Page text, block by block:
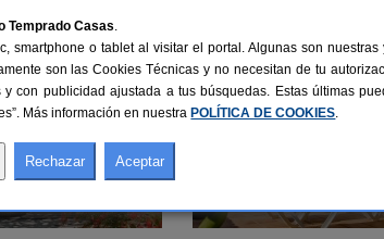
Temprado Casas.
o tablet al visitar el portal. Algunas son
son las Cookies Técnicas y no necesitan de tu
con publicidad ajustada a tus búsquedas. Estas últimas
Más información en nuestra POLÍTICA DE COOKIES.